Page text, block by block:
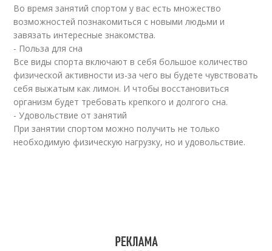
Во время занятий спортом у вас есть множество
возможностей познакомиться с новыми людьми и
завязать интересные знакомства.
- Польза для сна
Все виды спорта включают в себя большое количество
физической активности из-за чего вы будете чувствовать
себя выжатым как лимон. И чтобы восстановиться
организм будет требовать крепкого и долгого сна.
- Удовольствие от занятий
При занятии спортом можно получить не только
необходимую физическую нагрузку, но и удовольствие.